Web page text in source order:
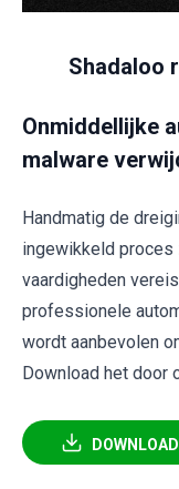
Shadaloo
Onmiddellijke
malware
Handmatig de
ingewikkeld proces
vaardigheden
professionele
wordt aanbevolen
Download het door